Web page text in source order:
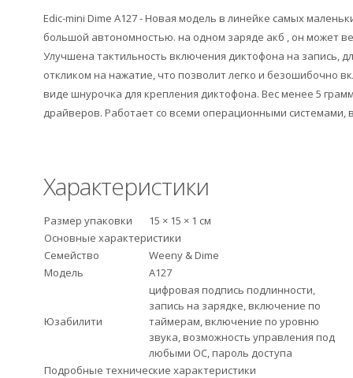
Edic-mini Dime A127 - Новая модель в линейке самых
большой автономностью. на одном заряде акб , он может
Улучшена тактильность включения диктофона на запись,
откликом на нажатие, что позволит легко и безошибочно
виде шнурочка для крепления диктофона. Вес менее 5
драйверов. Работает со всеми операционными системами,
Характеристики
Размер упаковки
15 × 15 × 1 см
Основные характеристики
Семейство
Weeny & Dime
Модель
А127
Юзабилити
цифровая подпись подлинности,
запись на зарядке, включение по
таймерам, включение по уровню
звука, возможность управления под
любыми ОС, пароль доступа
Подробные технические характеристики